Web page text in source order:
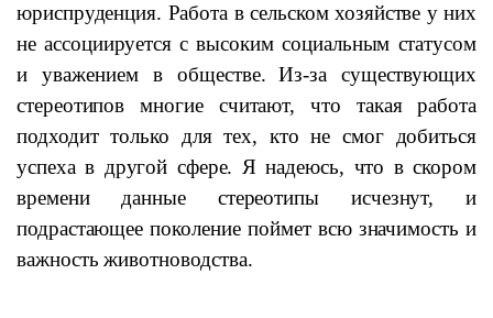
юриспруденция. Работа в сельском хозяйстве у них
не ассоциируется с высоким социальным статусом
и уважением в обществе. Из-за существующих
стереотипов многие считают, что такая работа
подходит только для тех, кто не смог добиться
успеха в другой сфере. Я надеюсь, что в скором
времени данные стереотипы исчезнут, и
подрастающее поколение поймет всю значимость и
важность животноводства.